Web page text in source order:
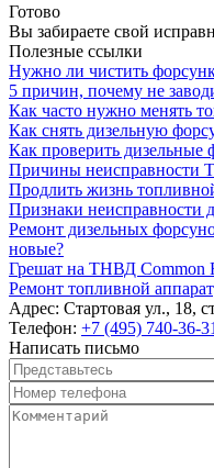
Готово
Вы забираете свой
Полезные ссылки
Нужно ли чистить
5 причин, почему не
Как часто нужно менять
Как снять дизельную
Как проверить дизельные
Причины неисправности
Продлить жизнь
Признаки неисправности
Ремонт дизельных
новые?
Грешат на ТНВД Common
Ремонт топливной
Адрес: Стартовая ул., 18,
Телефон: +7 (495) 740-36-31
Написать письмо
Представьтесь
Номер телефона
Комментарий